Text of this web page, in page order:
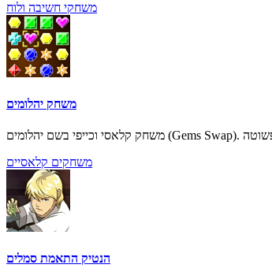
משחקי חשיבה ולוח
משחק יהלומים
משחקים קלאסיים
הנטיק התאמת סמלים